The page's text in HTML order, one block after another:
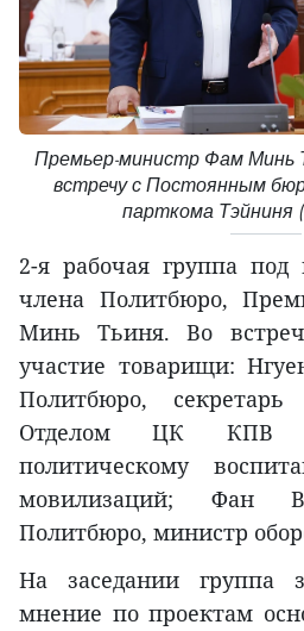
Премьер-министр Фам Минь
встречу с Постоянным
парткома
2-я рабочая группа под
члена Политбюро,
Минь Тьиня. Во
участие товарищи:
Политбюро,
Отделом ЦК КПВ
политическому
мовилизаций; Фан
Политбюро, министр
На заседании группа
мнение по проектам